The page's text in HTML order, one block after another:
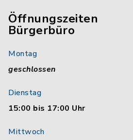
Öffnungszeiten
Bürgerbüro
Montag
geschlossen
Dienstag
15:00 bis 17:00 Uhr
Mittwoch